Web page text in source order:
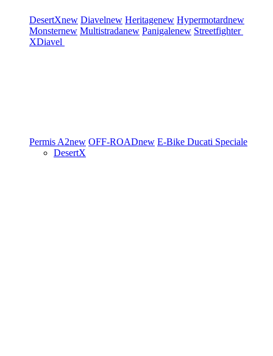
DesertXnew Diavelnew Heritagenew Hypermotardnew
Monsternew Multistradanew Panigalenew Streetfighter
XDiavel
Permis A2new OFF-ROADnew E-Bike Ducati Speciale
DesertX